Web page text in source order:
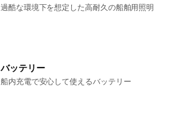
過酷な環境下を想定した高耐久の船舶用照明
バッテリー
船内充電で安心して使えるバッテリー